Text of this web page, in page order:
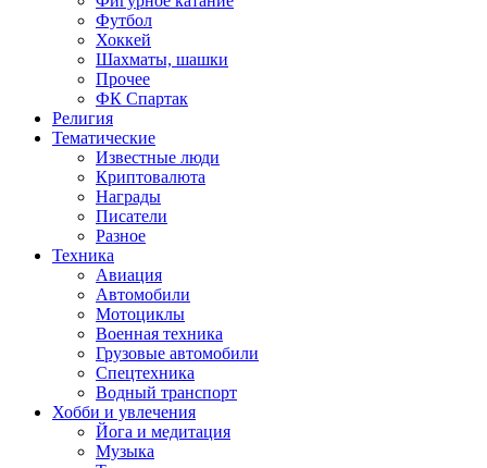
Футбол
Хоккей
Шахматы, шашки
Прочее
ФК Спартак
Религия
Тематические
Известные люди
Криптовалюта
Награды
Писатели
Разное
Техника
Авиация
Автомобили
Мотоциклы
Военная техника
Грузовые автомобили
Спецтехника
Водный транспорт
Хобби и увлечения
Йога и медитация
Музыка